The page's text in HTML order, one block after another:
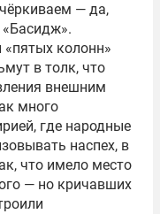
— да,
«пятых колонн»
в толк, что
внешним
много
где народные
наспех, в
что имело место
— но кричавших